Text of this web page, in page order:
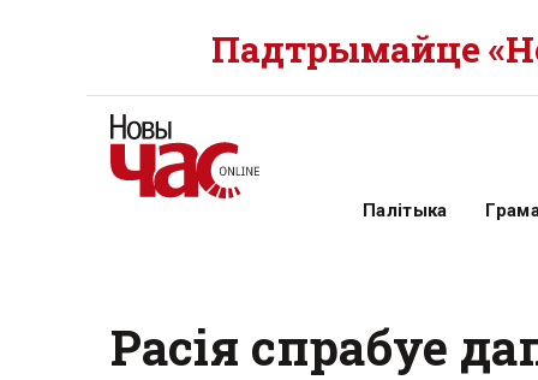
Падтрымайце
Палітыка
Расія спрабуе